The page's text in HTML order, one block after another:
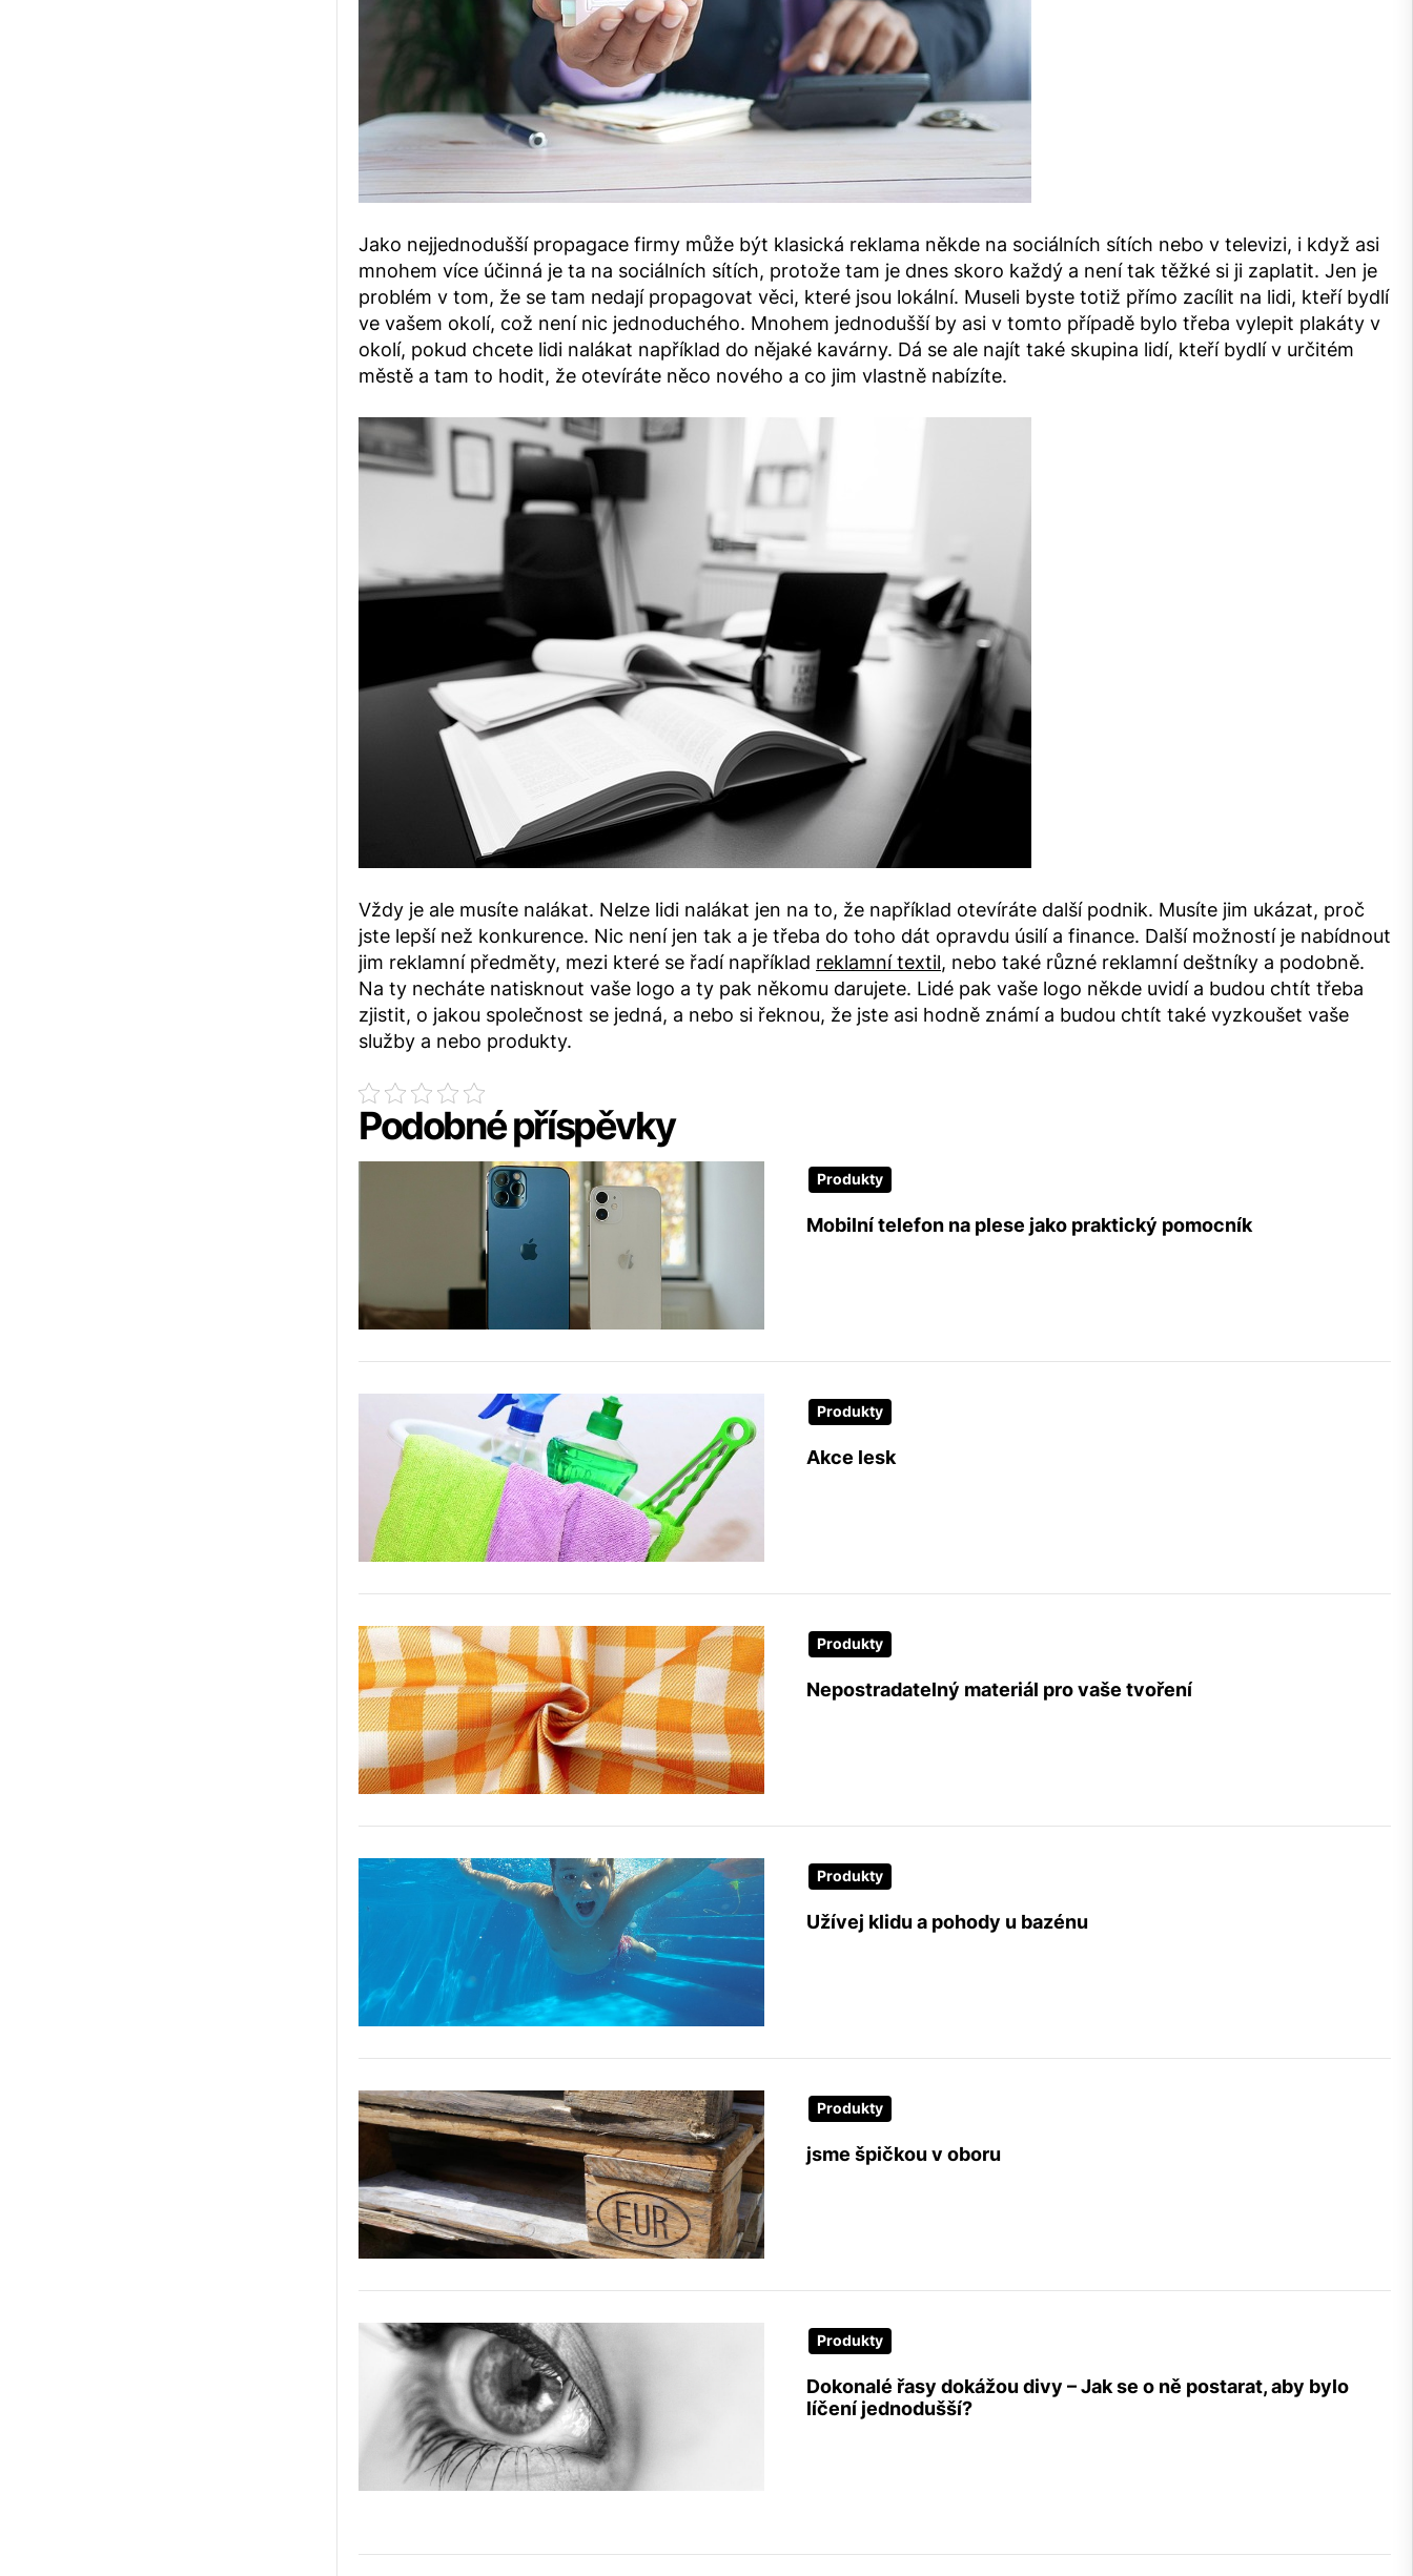
Jako nejjednodušší propagace firmy může být klasická reklama někde na sociálních sítích nebo v televizi, i když asi
mnohem více účinná je ta na sociálních sítích, protože tam je dnes skoro každý a není tak těžké si ji zaplatit. Jen je
problém v tom, že se tam nedají propagovat věci, které jsou lokální. Museli byste totiž přímo zacílit na lidi, kteří bydlí
ve vašem okolí, což není nic jednoduchého. Mnohem jednodušší by asi v tomto případě bylo třeba vylepit plakáty v
okolí, pokud chcete lidi nalákat například do nějaké kavárny. Dá se ale najít také skupina lidí, kteří bydlí v určitém
městě a tam to hodit, že otevíráte něco nového a co jim vlastně nabízíte.
Vždy je ale musíte nalákat. Nelze lidi nalákat jen na to, že například otevíráte další podnik. Musíte jim ukázat, proč
jste lepší než konkurence. Nic není jen tak a je třeba do toho dát opravdu úsilí a finance. Další možností je nabídnout
jim reklamní předměty, mezi které se řadí například reklamní textil, nebo také různé reklamní deštníky a podobně.
Na ty necháte natisknout vaše logo a ty pak někomu darujete. Lidé pak vaše logo někde uvidí a budou chtít třeba
zjistit, o jakou společnost se jedná, a nebo si řeknou, že jste asi hodně známí a budou chtít také vyzkoušet vaše
služby a nebo produkty.
Podobné příspěvky
Produkty
Mobilní telefon na plese jako praktický pomocník
Produkty
Akce lesk
Produkty
Nepostradatelný materiál pro vaše tvoření
Produkty
Užívej klidu a pohody u bazénu
Produkty
jsme špičkou v oboru
Produkty
Dokonalé řasy dokážou divy – Jak se o ně postarat, aby bylo
líčení jednodušší?